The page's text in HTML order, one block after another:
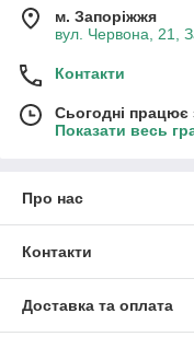
м. Запоріжжя
вул. Червона, 21,
Контакти
Сьогодні працює
Показати весь
Про нас
Контакти
Доставка та оплата